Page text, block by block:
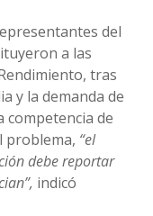
del
a las
tras
y la demanda de
competencia de
problema, “el
debe reportar
indicó